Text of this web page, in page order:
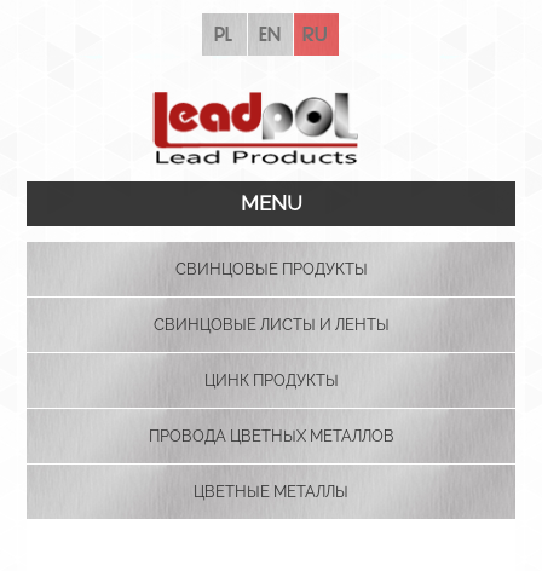
pl en ru
MENU
СВИНЦОВЫЕ ПРОДУКТЫ
СВИНЦОВЫЕ ЛИСТЫ И ЛЕНТЫ
ЦИНК ПРОДУКТЫ
ПРОВОДА ЦВЕТНЫХ МЕТАЛЛОВ
ЦВЕТНЫЕ МЕТАЛЛЫ